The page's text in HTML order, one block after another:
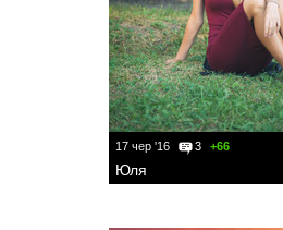
17 чер '16 3 +66
Юля